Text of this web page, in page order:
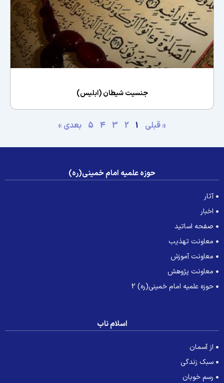
جنسیت شیطان (ابلیس)
« قبلی بعدی »
حوزه علمیه امام خمینی(ره)
آثار
اخبار
صفحه اساتید
معاونت تهذیب
معاونت آموزش
معاونت پژوهش
حوزه علمیه امام خمینی(ره) 2
اسلام ناب
از آسمان
سبک زندگی
رسم خوبان